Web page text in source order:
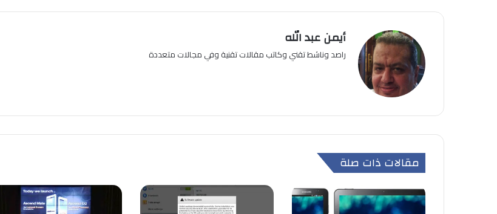
أيمن عبد الله
راصد وناشط تقني وكاتب مقالات تقنية وفي مجالات متعددة
مقالات ذات صلة